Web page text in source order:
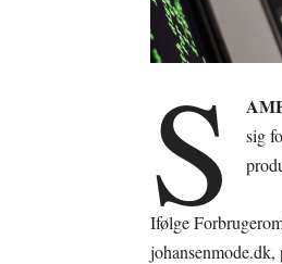
S
sig
Ifølge